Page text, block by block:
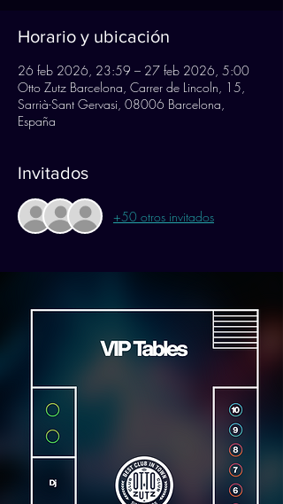
Horario y ubicación
26 feb 2026, 23:59 – 27 feb 2026, 5:00
Otto Zutz Barcelona, Carrer de Lincoln, 15,
Sarrià-Sant Gervasi, 08006 Barcelona,
España
Invitados
+50 otros invitados